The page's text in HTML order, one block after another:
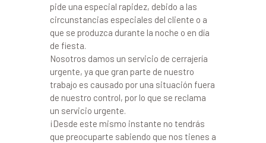
pide una especial rapidez, debido a las
circunstancias especiales del cliente o a
que se produzca durante la noche o en día
de fiesta.
Nosotros damos un servicio de cerrajería
urgente, ya que gran parte de nuestro
trabajo es causado por una situación fuera
de nuestro control, por lo que se reclama
un servicio urgente.
¡Desde este mismo instante no tendrás
que preocuparte sabiendo que nos tienes a